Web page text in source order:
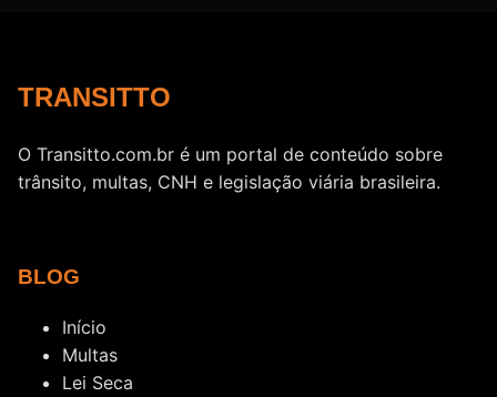
TRANSITTO
O Transitto.com.br é um portal de conteúdo sobre
trânsito, multas, CNH e legislação viária brasileira.
BLOG
Início
Multas
Lei Seca